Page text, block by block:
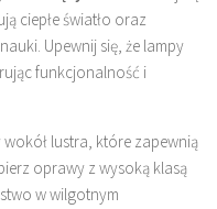
ciepłe światło oraz
Upewnij się, że lampy
funkcjonalność i
lustra, które zapewnią
oprawy z wysoką klasą
w wilgotnym